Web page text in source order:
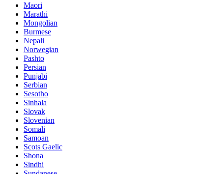
Maori
Marathi
Mongolian
Burmese
Nepali
Norwegian
Pashto
Persian
Punjabi
Serbian
Sesotho
Sinhala
Slovak
Slovenian
Somali
Samoan
Scots Gaelic
Shona
Sindhi